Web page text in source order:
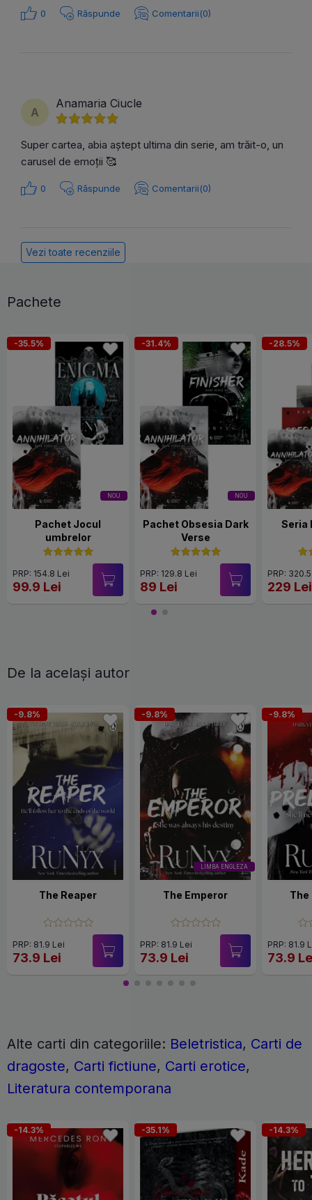
0 Răspunde Comentarii(0)
A
Anamaria Ciucle
Super cartea, abia aștept ultima din serie, am trăit-o, un
carusel de emoții 🥰
0 Răspunde Comentarii(0)
Vezi toate recenziile
Pachete
NOU
-35.5%
Pachet Jocul
umbrelor
PRP: 154.8 Lei
99.9 Lei
NOU
-31.4%
Pachet Obsesia Dark
Verse
PRP: 129.8 Lei
89 Lei
-28.5%
Seria
PRP:
229 Lei
De la același autor
-9.8%
The Reaper
PRP: 81.9 Lei
73.9 Lei
LIMBA ENGLEZA
-9.8%
The Emperor
PRP: 81.9 Lei
73.9 Lei
-9.8%
The
PRP: 81.9
73.9
Alte carti din categoriile: Beletristica, Carti de
dragoste, Carti fictiune, Carti erotice,
Literatura contemporana
-14.3% -35.1% -14.3%